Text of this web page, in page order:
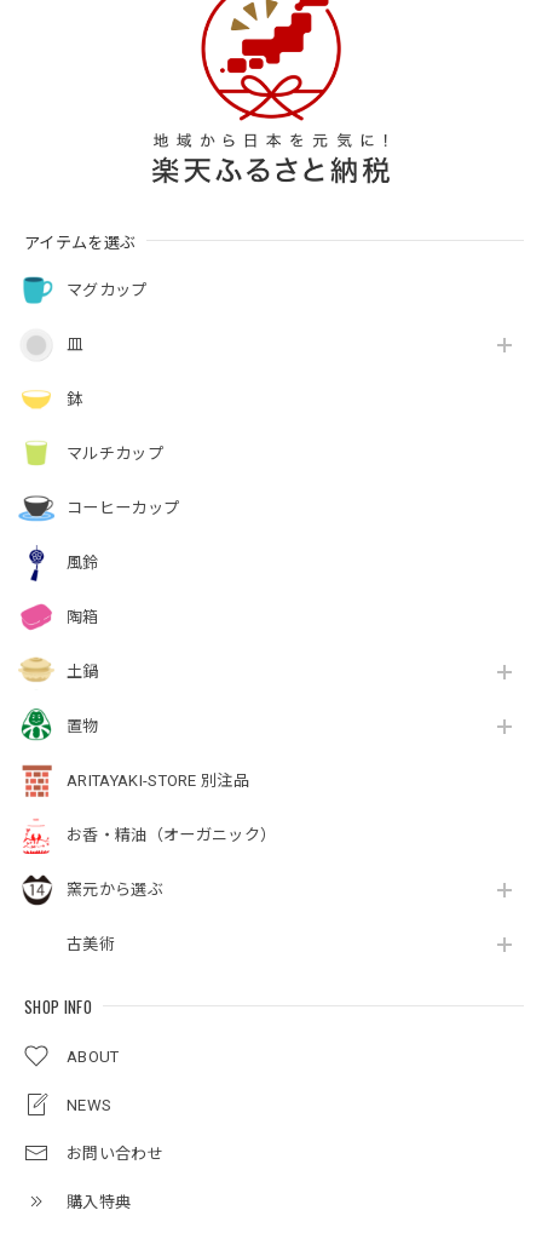
アイテムを選ぶ
マグカップ
皿
鉢
マルチカップ
コーヒーカップ
風鈴
陶箱
土鍋
置物
ARITAYAKI-STORE 別注品
お香・精油（オーガニック）
窯元から選ぶ
古美術
SHOP INFO
ABOUT
NEWS
お問い合わせ
購入特典